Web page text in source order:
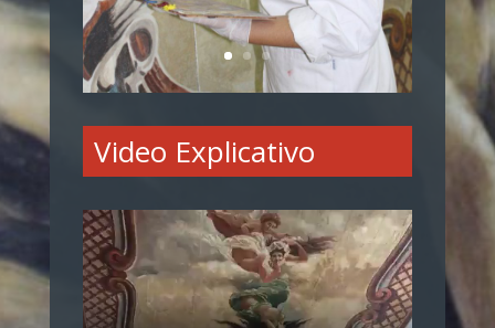
Video Explicativo